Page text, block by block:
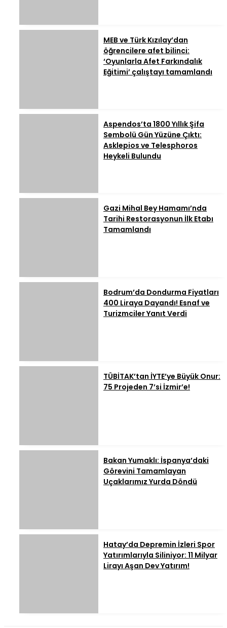
MEB ve Türk Kızılay’dan
öğrencilere afet bilinci:
‘Oyunlarla Afet Farkındalık
Eğitimi’ çalıştayı tamamlandı
Aspendos’ta 1800 Yıllık Şifa
Sembolü Gün Yüzüne Çıktı:
Asklepios ve Telesphoros
Heykeli Bulundu
Gazi Mihal Bey Hamamı’nda
Tarihi Restorasyonun İlk Etabı
Tamamlandı
Bodrum’da Dondurma Fiyatları
400 Liraya Dayandı! Esnaf ve
Turizmciler Yanıt Verdi
TÜBİTAK’tan İYTE’ye Büyük Onur:
75 Projeden 7’si İzmir’e!
Bakan Yumaklı: İspanya’daki
Görevini Tamamlayan
Uçaklarımız Yurda Döndü
Hatay’da Depremin İzleri Spor
Yatırımlarıyla Siliniyor: 11 Milyar
Lirayı Aşan Dev Yatırım!